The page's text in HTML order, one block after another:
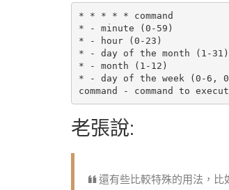
* * * * * command
* - minute (0-59)
* - hour (0-23)
* - day of the month (1-31)
* - month (1-12)
* - day of the week (0-6, 0
老張說:
還有些比較特殊的用法，比